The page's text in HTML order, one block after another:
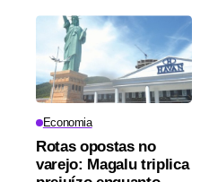
Economia
Rotas opostas no
varejo: Magalu triplica